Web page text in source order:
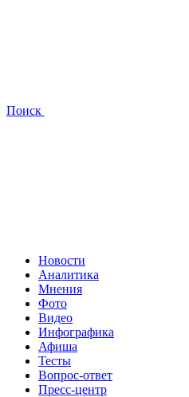
Поиск
Новости
Аналитика
Мнения
Фото
Видео
Инфографика
Афиша
Тесты
Вопрос-ответ
Пресс-центр